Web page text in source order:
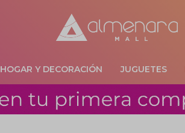
HOGAR Y DECORACIÓN JUGUETES